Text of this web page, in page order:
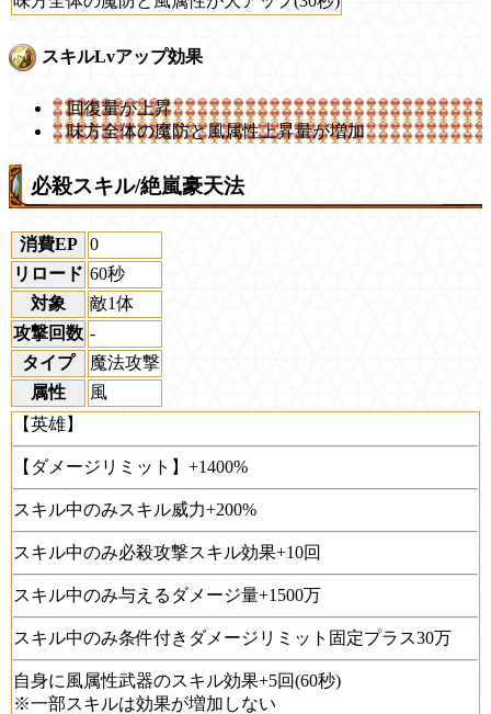
スキルLvアップ効果
回復量が上昇
味方全体の魔防と風属性上昇量が増加
必殺スキル/絶嵐豪天法
消費EP
0
リロード 60秒
対象
敵1体
攻撃回数 -
タイプ
魔法攻撃
属性
風
【英雄】
【ダメージリミット】+1400%
スキル中のみスキル威力+200%
スキル中のみ必殺攻撃スキル効果+10回
スキル中のみ与えるダメージ量+1500万
スキル中のみ条件付きダメージリミット固定プラス30万
自身に風属性武器のスキル効果+5回(60秒)
※一部スキルは効果が増加しない